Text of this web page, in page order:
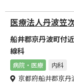
医療法人丹波笠
船井郡京丹波町付
線科
病院・医療 内科
京都府船井郡京丹